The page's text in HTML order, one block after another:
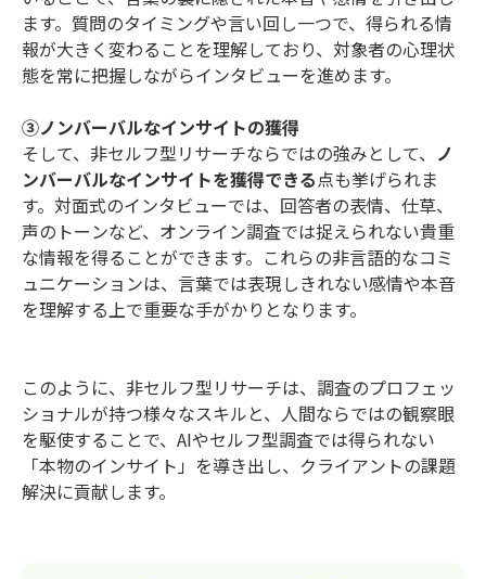
ます。質問のタイミングや言い回し一つで、得られる情
報が大きく変わることを理解しており、対象者の心理状
態を常に把握しながらインタビューを進めます。
③ノンバーバルなインサイトの獲得
そして、非セルフ型リサーチならではの強みとして、 ノ
ンバーバルなインサイトを獲得できる点も挙げられま
す。対面式のインタビューでは、回答者の表情、仕草、
声のトーンなど、オンライン調査では捉えられない貴重
な情報を得ることができます。これらの非言語的なコミ
ュニケーションは、言葉では表現しきれない感情や本音
を理解する上で重要な手がかりとなります。
このように、非セルフ型リサーチは、調査のプロフェッ
ショナルが持つ様々なスキルと、人間ならではの観察眼
を駆使することで、AIやセルフ型調査では得られない
「本物のインサイト」を導き出し、クライアントの課題
解決に貢献します。